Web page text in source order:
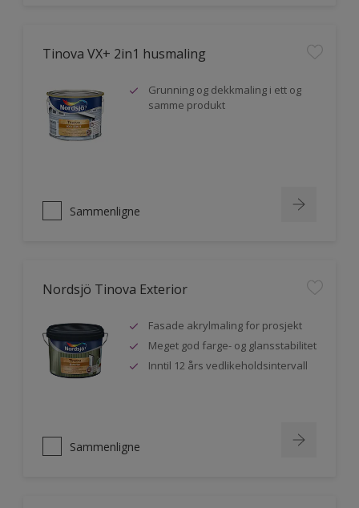
Tinova VX+ 2in1 husmaling
Grunning og dekkmaling i ett og
samme produkt
Sammenligne
Nordsjö Tinova Exterior
Fasade akrylmaling for prosjekt
Meget god farge- og glansstabilitet
Inntil 12 års vedlikeholdsintervall
Sammenligne